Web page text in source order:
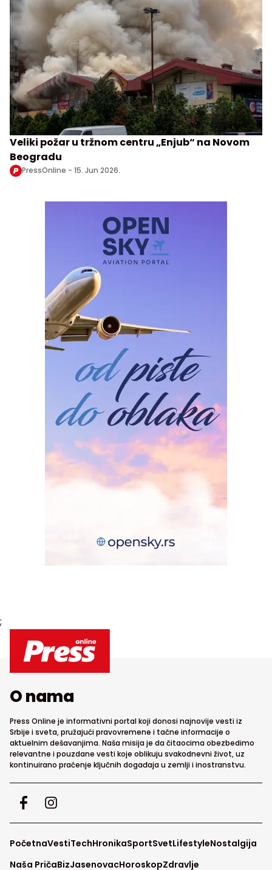
Veliki požar u tržnom centru „Enjub“ na Novom
Beogradu
PressOnline - 15. Jun 2026.
;
O nama
Press Online je informativni portal koji donosi najnovije vesti iz
Srbije i sveta, pružajući pravovremene i tačne informacije o
aktuelnim dešavanjima. Naša misija je da čitaocima obezbedimo
relevantne i pouzdane vesti koje oblikuju svakodnevni život, uz
kontinuirano praćenje ključnih događaja u zemlji i inostranstvu.
PočetnaVestiTechHronikaSportSvetLifestyleNostalgija
Naša PričaBizJasenovacHoroskopZdravlje